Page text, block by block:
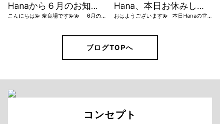
Hanaから６月のお知らせ
こんにちは💫 奈良場です💫💫 6月の営業日が決まりました！ 6月は3日間と少なめですが、よろしくお願いします☺︎
Hana、本日お休みします
おはようございます💫 本日Hanaの営業日でしたが お問い合わせがありませんでしたので、 お休みとさせていただきます 6月の営業日も決まり次第お知らせします☺︎
ブログTOPへ
コンセプト